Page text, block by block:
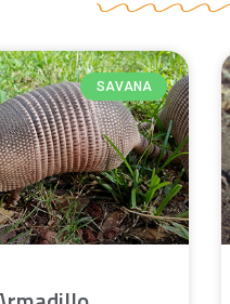
SAVANA